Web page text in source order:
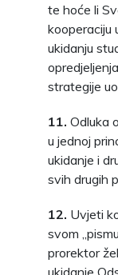
te hoće li
kooperaciju
ukidanju
strategije
11. Odluka
u jednoj
ukidanje i
svih drugih
12. Uvjeti
svom
prorektor
ukidanje